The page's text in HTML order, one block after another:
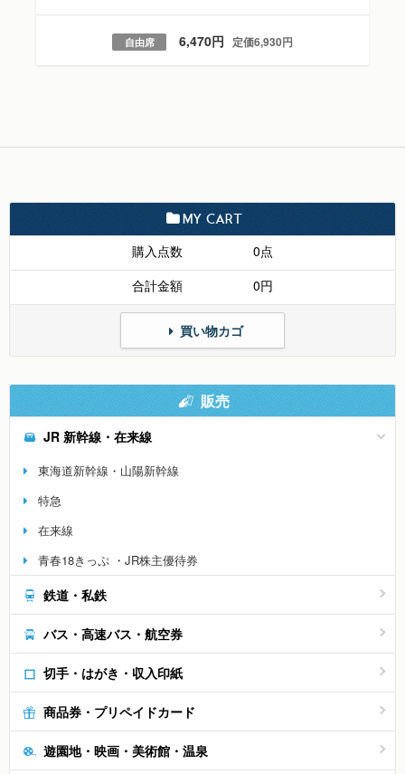
自由席 6,470円 定価6,930円
MY CART
購入点数
0点
合計金額
0円
買い物カゴ
販売
JR 新幹線・在来線
東海道新幹線・山陽新幹線
特急
在来線
青春18きっぷ ・JR株主優待券
鉄道・私鉄
バス・高速バス・航空券
切手・はがき・収入印紙
商品券・プリペイドカード
遊園地・映画・美術館・温泉